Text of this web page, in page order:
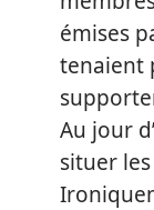
émises
tenaient
Au jour
situer